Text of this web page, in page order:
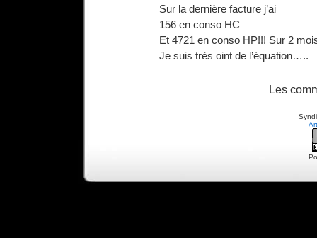
Sur la dernière facture j’ai
156 en conso HC
Et 4721 en conso HP!!! Sur 2
Je suis très oint de l’équation…..
Les